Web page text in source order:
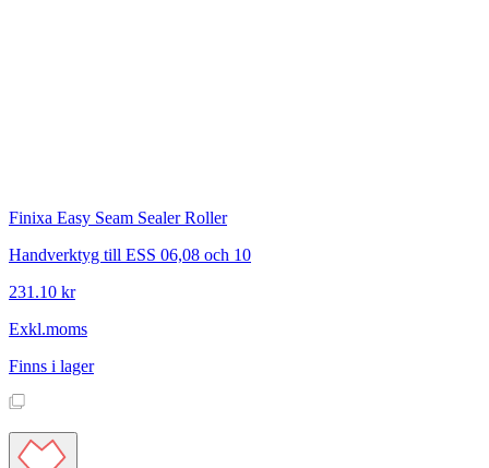
Finixa Easy Seam Sealer Roller
Handverktyg till ESS 06,08 och 10
231.10 kr
Exkl.moms
Finns i lager